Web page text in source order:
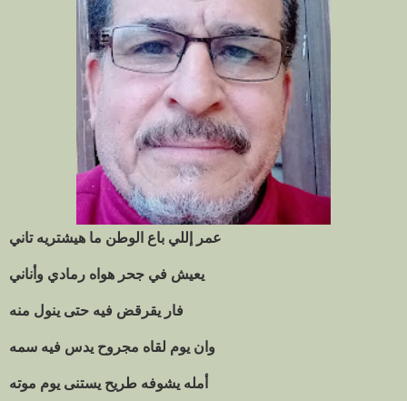
عمر إللي باع الوطن ما هيشتريه تاني
يعيش في جحر هواه رمادي وأناني
فار يقرقض فيه حتى ينول منه
وان يوم لقاه مجروح يدس فيه سمه
أمله يشوفه طريح يستنى يوم موته